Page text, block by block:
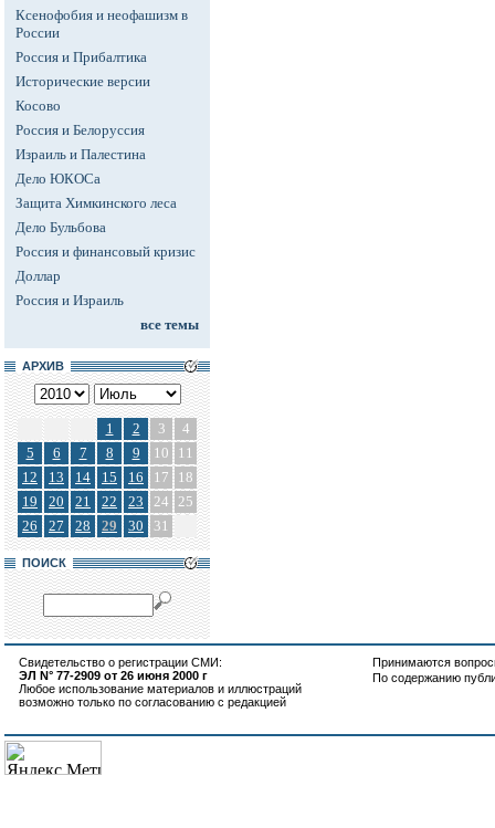
Ксенофобия и неофашизм в
России
Россия и Прибалтика
Исторические версии
Косово
Россия и Белоруссия
Израиль и Палестина
Дело ЮКОСа
Защита Химкинского леса
Дело Бульбова
Россия и финансовый кризис
Доллар
Россия и Израиль
все темы
АРХИВ
1 2 3
4
5
6 7 8 9 10
11
12
13 14 15 16 17
18
19
20 21 22 23 24 25
26
27 28 29 30 31
ПОИСК
Свидетельство о регистрации СМИ:
ЭЛ N° 77-2909 от 26 июня 2000 г
Любое использование материалов и иллюстраций
возможно только по согласованию с редакцией
Принимаются
По содержанию